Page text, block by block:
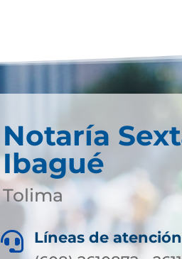
Notaría
Ibagué
Tolima

Líneas de